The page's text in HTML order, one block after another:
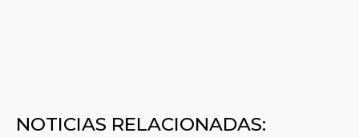
NOTICIAS RELACIONADAS: